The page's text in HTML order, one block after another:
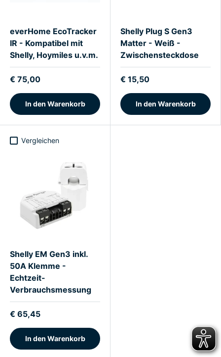
everHome EcoTracker
IR - Kompatibel mit
Shelly, Hoymiles u.v.m.
€ 75,00
In den Warenkorb
Shelly Plug S Gen3
Matter - Weiß -
Zwischensteckdose
€ 15,50
In den Warenkorb
Vergleichen
Shelly EM Gen3 inkl.
50A Klemme -
Echtzeit-
Verbrauchsmessung
€ 65,45
In den Warenkorb